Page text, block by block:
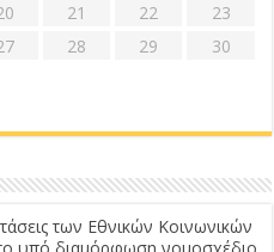
21 22
23
28 29
30
των Εθνικών Κοινωνικών